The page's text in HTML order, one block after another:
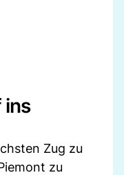
ins
Zug zu
zu